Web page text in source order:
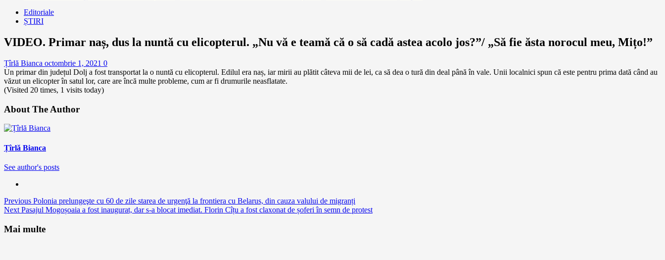
Editoriale
ȘTIRI
VIDEO. Primar naș, dus la nuntă cu elicopterul. „Nu vă e teamă că o să cadă astea acolo jos?”/ „Să fie ăsta norocul meu, Mițo!”
Țîrlă Bianca octombrie 1, 2021 0
Un primar din județul Dolj a fost transportat la o nuntă cu elicopterul. Edilul era naș, iar mirii au plătit câteva mii de lei, ca să dea o tură din deal până în vale. Unii localnici spun că este pentru prima dată când au
văzut un elicopter în satul lor, care are încă multe probleme, cum ar fi drumurile neasflatate.
(Visited 20 times, 1 visits today)
About The Author
Țîrlă Bianca
See author's posts
Continue
Reading
Previous Polonia prelungeşte cu 60 de zile starea de urgenţă la frontiera cu Belarus, din cauza valului de migranți
Next Pasajul Mogoșoaia a fost inaugurat, dar s-a blocat imediat. Florin Cîțu a fost claxonat de șoferi în semn de protest
Mai multe